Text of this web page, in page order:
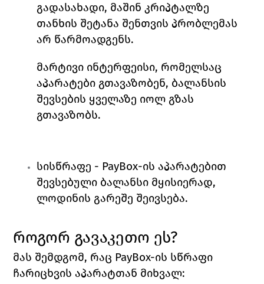
გადასახადი, მაშინ კრიპტალზე
თანხის შეტანა შენთვის პრობლემას
არ წარმოადგენს.
მარტივი ინტერფეისი, რომელსაც
აპარატები გთავაზობენ, ბალანსის
შევსების ყველაზე იოლ გზას
გთავაზობს.
სისწრაფე - PayBox-ის აპარატებით
შევსებული ბალანსი მყისიერად,
ლოდინის გარეშე შეივსება.
როგორ გავაკეთო ეს?
მას შემდგომ, რაც PayBox-ის სწრაფი
ჩარიცხვის აპარატთან მიხვალ: